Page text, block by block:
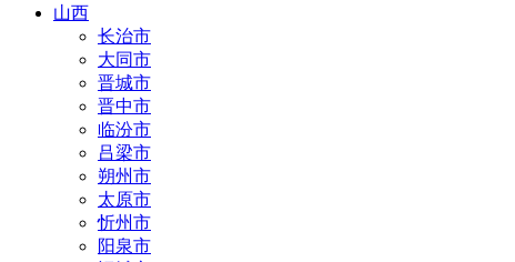
山西
长治市
大同市
晋城市
晋中市
临汾市
吕梁市
朔州市
太原市
忻州市
阳泉市